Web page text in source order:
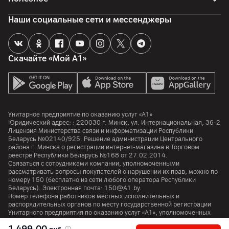
Страна производитель
Скачайте «Мой А1»
Наши социальные сети и мессенджеры
Унитарное предприятие по оказанию услуг «А1»
Юридический адрес: : 220030 г. Минск, ул. Интернациональная, 36-2
Лицензия Министерства связи и информатизации Республики
Беларусь №02140/925. Решение администрации Центрального
района г. Минска о регистрации интернет-магазина в Торговом
реестре Республики Беларусь №168 от 27.02.2014.
Связаться с сотрудниками компании, уполномоченными
рассматривать вопросы покупателей о нарушении их прав, можно по
номеру 150 (бесплатно из сети любого оператора Республики
Беларусь). Электронная почта: 150@A1.by.
Номер телефона работников местных исполнительных и
распорядительных органов по месту государственной регистрации
Унитарного предприятия по оказанию услуг «А1», уполномоченных